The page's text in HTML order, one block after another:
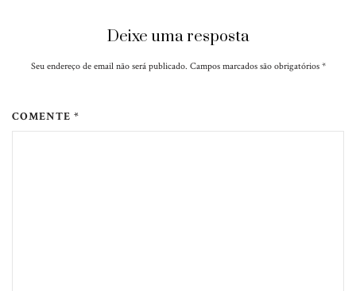
Deixe uma resposta
Seu endereço de email não será publicado. Campos marcados são obrigatórios *
COMENTE *